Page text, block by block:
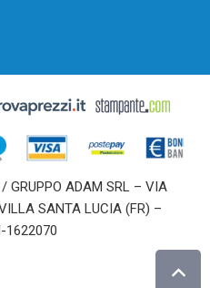
/ GRUPPO ADAM SRL – VIA
SANTA LUCIA (FR) –
1622070